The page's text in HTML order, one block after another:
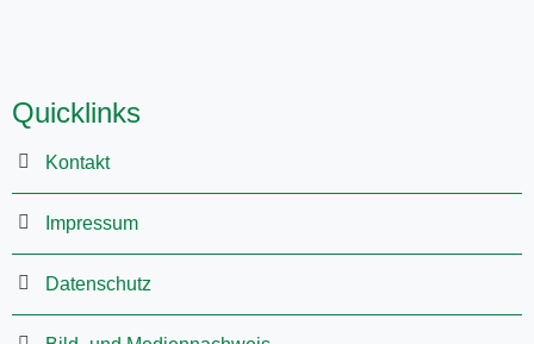
Quicklinks
Kontakt
Impressum
Datenschutz